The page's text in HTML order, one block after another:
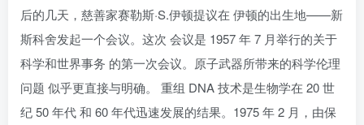
后的几天，慈善家赛勒斯·S.伊顿提议在 伊顿的出生地——新
斯科舍发起一个会议。这次 会议是 1957 年 7 月举行的关于
科学和世界事务 的第一次会议。原子武器所带来的科学伦理
问题 似乎更直接与明确。 重组 DNA 技术是生物学在 20 世
纪 50 年代 和 60 年代迅速发展的结果。1975 年 2 月，由保